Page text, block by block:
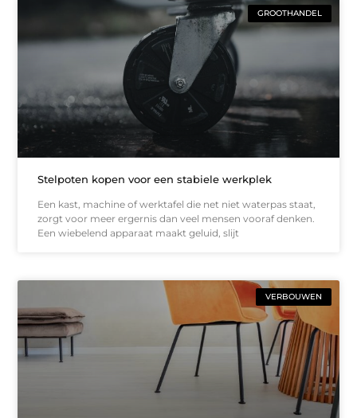
GROOTHANDEL
Stelpoten kopen voor een stabiele werkplek
Een kast, machine of werktafel die net niet waterpas staat,
zorgt voor meer ergernis dan veel mensen vooraf denken.
Een wiebelend apparaat maakt geluid, slijt
VERBOUWEN